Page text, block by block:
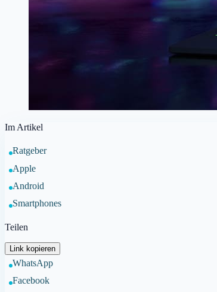
Im Artikel
Ratgeber
Apple
Android
Smartphones
Teilen
Link kopieren
WhatsApp
Facebook